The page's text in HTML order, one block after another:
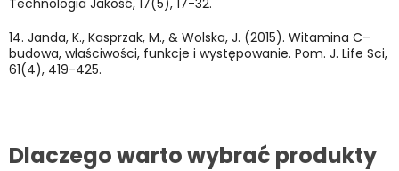
14. Janda, K., Kasprzak, M., & Wolska, J. (2015). Witamina C–
budowa, właściwości, funkcje i występowanie. Pom. J. Life Sci,
61(4), 419-425.
Dlaczego warto wybrać produkty